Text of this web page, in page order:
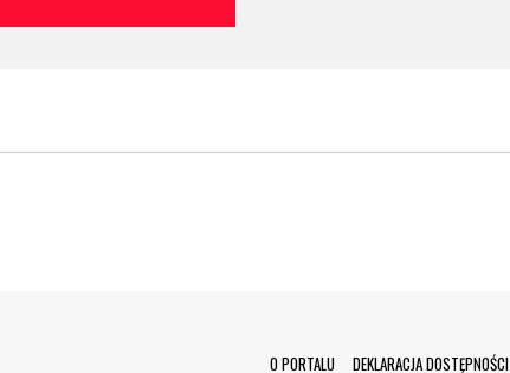
O PORTALU DEKLARACJA DOSTĘPNOŚCI